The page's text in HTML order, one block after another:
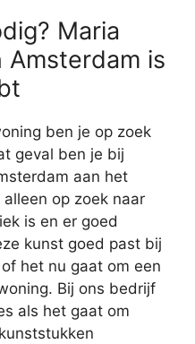
Maria
Amsterdam is
ben je op zoek
geval ben je bij
aan het
op zoek naar
is en er goed
kunst goed past bij
het nu gaat om een
Bij ons bedrijf
als het gaat om